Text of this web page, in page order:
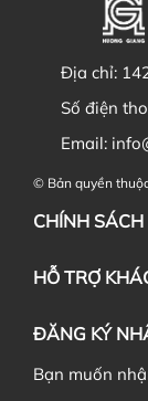
Địa chỉ:
Số điện
Email:
© Bản quyền
CHÍNH SÁCH
HỖ TRỢ
ĐĂNG KÝ
Bạn muốn